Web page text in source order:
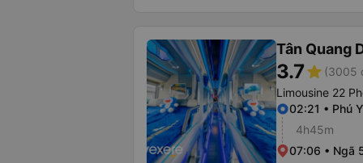
Tân Quang
3.7star (3005
Limousine 22
02:21 • Phú
4h45m
07:06 • Ngã